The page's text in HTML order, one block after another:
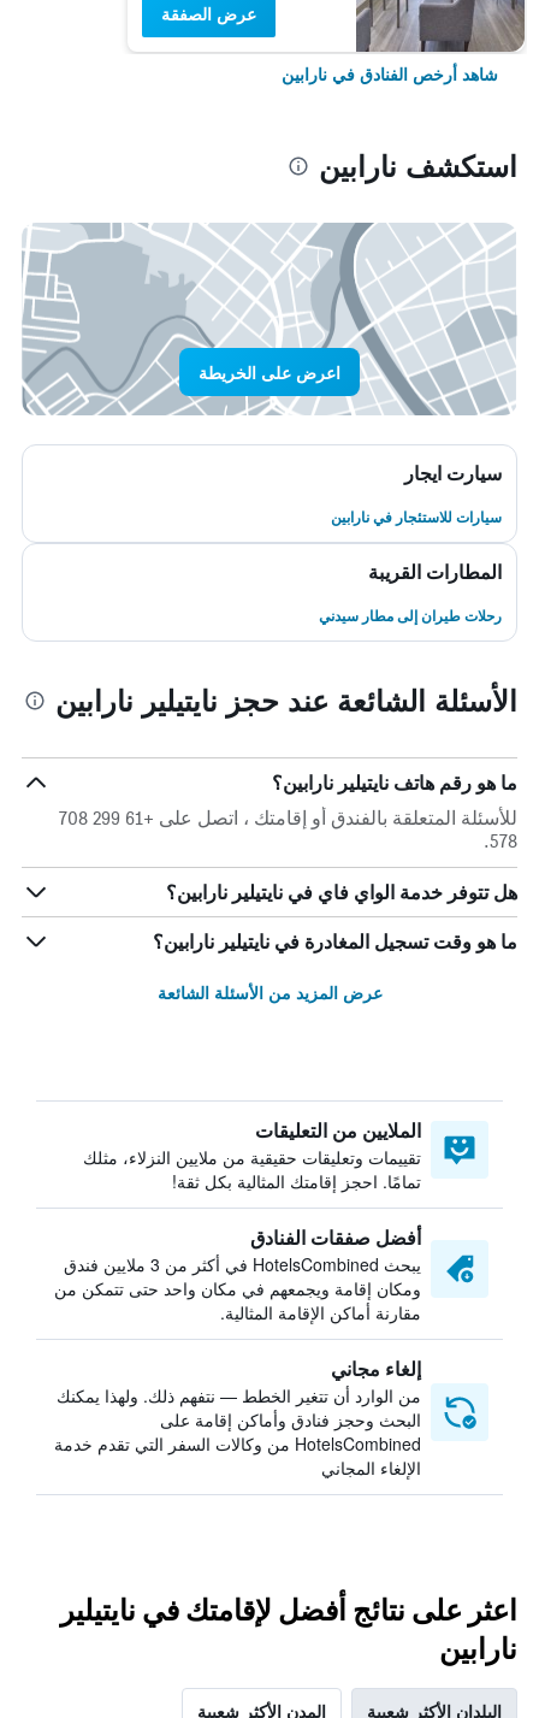
عرض الصفقة
شاهد أرخص الفنادق في نارابين
استكشف نارابين
اعرض على الخريطة
سيارت ايجار
سيارات للاستئجار في نارابين
المطارات القريبة
رحلات طيران إلى مطار سيدني
الأسئلة الشائعة عند حجز نايتيلير نارابين
ما هو رقم هاتف نايتيلير نارابين؟
للأسئلة المتعلقة بالفندق أو إقامتك ، اتصل على +61 299 708
578.
هل تتوفر خدمة الواي فاي في نايتيلير نارابين؟
ما هو وقت تسجيل المغادرة في نايتيلير نارابين؟
عرض المزيد من الأسئلة الشائعة
الملايين من التعليقات
تقييمات وتعليقات حقيقية من ملايين النزلاء، مثلك
تمامًا. احجز إقامتك المثالية بكل ثقة!
أفضل صفقات الفنادق
يبحث HotelsCombined في أكثر من 3 ملايين فندق
ومكان إقامة ويجمعهم في مكان واحد حتى تتمكن من
مقارنة أماكن الإقامة المثالية.
إلغاء مجاني
من الوارد أن تتغير الخطط — نتفهم ذلك. ولهذا يمكنك
البحث وحجز فنادق وأماكن إقامة على
HotelsCombined من وكالات السفر التي تقدم خدمة
الإلغاء المجاني
اعثر على نتائج أفضل لإقامتك في نايتيلير
نارابين
البلدان الأكثر شعبية المدن الأكثر شعبية